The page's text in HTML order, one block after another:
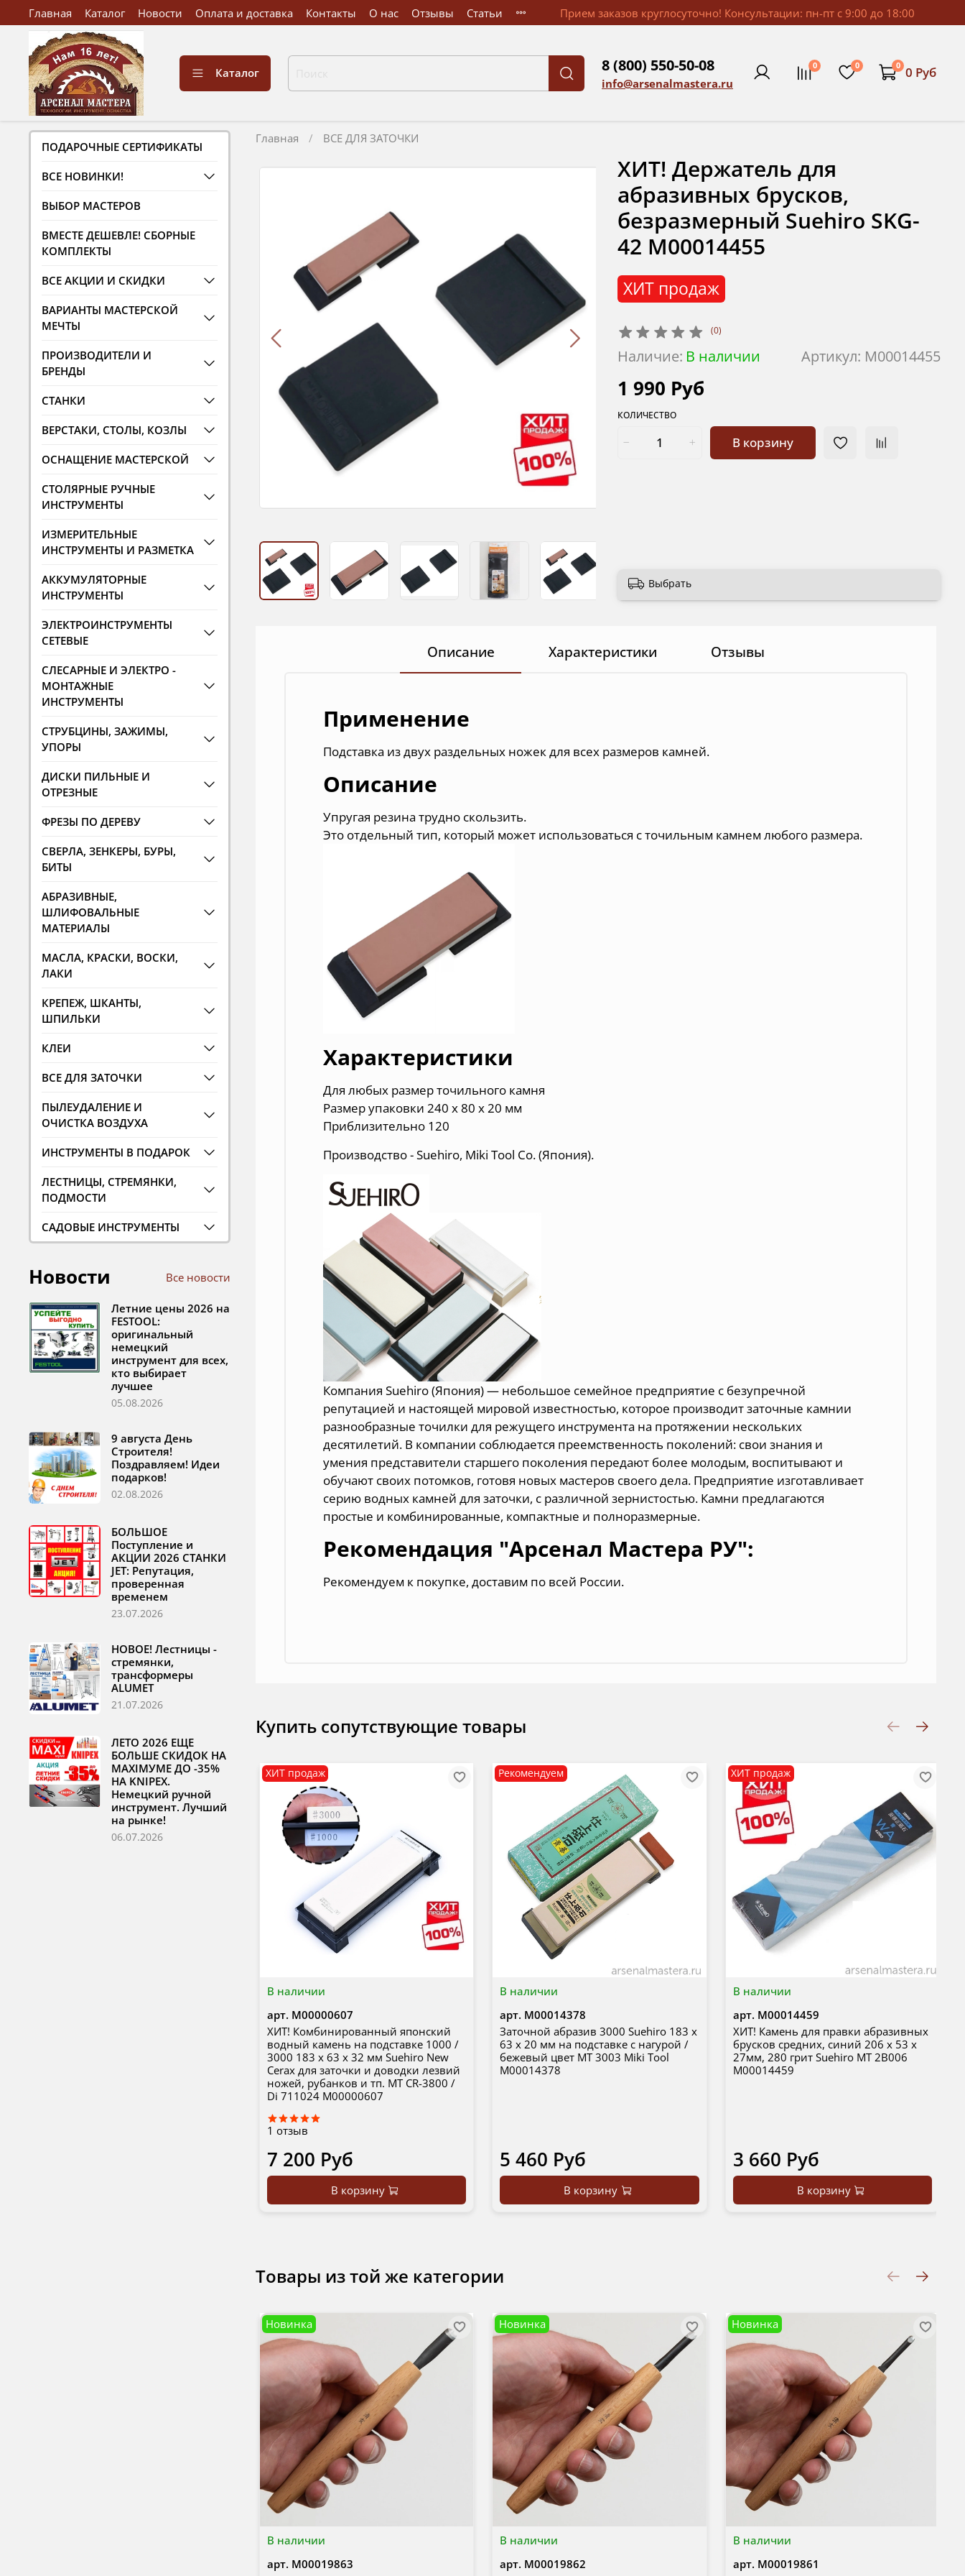
Главная Каталог Новости Оплата и доставка Контакты О нас Отзывы Статьи Прием заказов круглосуточно! Консультации: пн-пт с 9:00 до 18:00
Каталог 8 (800) 550-50-08
info@arsenalmastera.ru
0 0 0 0 Руб
Главная ВСЕ ДЛЯ ЗАТОЧКИ
(0)
Артикул: М00014455
Наличие: В наличии
ХИТ продаж
ХИТ! Держатель для
абразивных брусков,
безразмерный Suehiro SKG-
42 М00014455
1 990 Руб
КОЛИЧЕСТВО
В корзину
Выбрать
Описание Характеристики Отзывы
Применение
Подставка из двух раздельных ножек для всех размеров камней.
Описание
Упругая резина трудно скользить.
Это отдельный тип, который может использоваться с точильным камнем любого размера.
Характеристики
Для любых размер точильного камня
Размер упаковки 240 x 80 x 20 мм
Приблизительно 120
Производство - Suehiro, Miki Tool Co. (Япония).
Компания Suehiro (Япония) — небольшое семейное предприятие с безупречной
репутацией и настоящей мировой известностью, которое производит заточные камнии
разнообразные точилки для режущего инструмента на протяжении нескольких
десятилетий. В компании соблюдается преемственность поколений: свои знания и
умения представители старшего поколения передают более молодым, воспитывают и
обучают своих потомков, готовя новых мастеров своего дела. Предприятие изготавливает
серию водных камней для заточки, с различной зернистостью. Камни предлагаются
простые и комбинированные, компактные и полноразмерные.
Рекомендация "Арсенал Мастера РУ":
Рекомендуем к покупке, доставим по всей России.
Купить сопутствующие товары
В наличии
ХИТ продаж
арт. М00000607
ХИТ! Комбинированный японский
водный камень на подставке 1000 /
3000 183 х 63 х 32 мм Suehiro New
Cerax для заточки и доводки лезвий
ножей, рубанков и тп. MT CR-3800 /
Di 711024 М00000607
1 отзыв
7 200 Руб
В корзину
В наличии
Рекомендуем
арт. М00014378
Заточной абразив 3000 Suehiro 183 х
63 х 20 мм на подставке с нагурой /
бежевый цвет MT 3003 Miki Tool
М00014378
5 460 Руб
В корзину
В наличии
ХИТ продаж
арт. М00014459
ХИТ! Камень для правки абразивных
брусков средних, синий 206 х 53 х
27мм, 280 грит Suehiro MT 2B006
М00014459
3 660 Руб
В корзину
Товары из той же категории
В наличии
Новинка
арт. М00019863
В наличии
Новинка
арт. М00019862
В наличии
Новинка
арт. М00019861
ПОДАРОЧНЫЕ СЕРТИФИКАТЫ
ВСЕ НОВИНКИ!
ВЫБОР МАСТЕРОВ
ВМЕСТЕ ДЕШЕВЛЕ! СБОРНЫЕ
КОМПЛЕКТЫ
ВСЕ АКЦИИ И СКИДКИ
ВАРИАНТЫ МАСТЕРСКОЙ
МЕЧТЫ
ПРОИЗВОДИТЕЛИ И
БРЕНДЫ
СТАНКИ
ВЕРСТАКИ, СТОЛЫ, КОЗЛЫ
ОСНАЩЕНИЕ МАСТЕРСКОЙ
СТОЛЯРНЫЕ РУЧНЫЕ
ИНСТРУМЕНТЫ
ИЗМЕРИТЕЛЬНЫЕ
ИНСТРУМЕНТЫ И РАЗМЕТКА
АККУМУЛЯТОРНЫЕ
ИНСТРУМЕНТЫ
ЭЛЕКТРОИНСТРУМЕНТЫ
СЕТЕВЫЕ
СЛЕСАРНЫЕ И ЭЛЕКТРО -
МОНТАЖНЫЕ
ИНСТРУМЕНТЫ
СТРУБЦИНЫ, ЗАЖИМЫ,
УПОРЫ
ДИСКИ ПИЛЬНЫЕ И
ОТРЕЗНЫЕ
ФРЕЗЫ ПО ДЕРЕВУ
СВЕРЛА, ЗЕНКЕРЫ, БУРЫ,
БИТЫ
АБРАЗИВНЫЕ,
ШЛИФОВАЛЬНЫЕ
МАТЕРИАЛЫ
МАСЛА, КРАСКИ, ВОСКИ,
ЛАКИ
КРЕПЕЖ, ШКАНТЫ,
ШПИЛЬКИ
КЛЕИ
ВСЕ ДЛЯ ЗАТОЧКИ
ПЫЛЕУДАЛЕНИЕ И
ОЧИСТКА ВОЗДУХА
ИНСТРУМЕНТЫ В ПОДАРОК
ЛЕСТНИЦЫ, СТРЕМЯНКИ,
ПОДМОСТИ
САДОВЫЕ ИНСТРУМЕНТЫ
Новости Все новости
Летние цены 2026 на
FESTOOL:
оригинальный
немецкий
инструмент для всех,
кто выбирает
лучшее
05.08.2026
9 августа День
Строителя!
Поздравляем! Идеи
подарков!
02.08.2026
БОЛЬШОЕ
Поступление и
АКЦИИ 2026 СТАНКИ
JET: Репутация,
проверенная
временем
23.07.2026
НОВОЕ! Лестницы -
стремянки,
трансформеры
ALUMET
21.07.2026
ЛЕТО 2026 ЕЩЕ
БОЛЬШЕ СКИДОК НА
MAXIМУМЕ ДО -35%
НА KNIPEX.
Немецкий ручной
инструмент. Лучший
на рынке!
06.07.2026